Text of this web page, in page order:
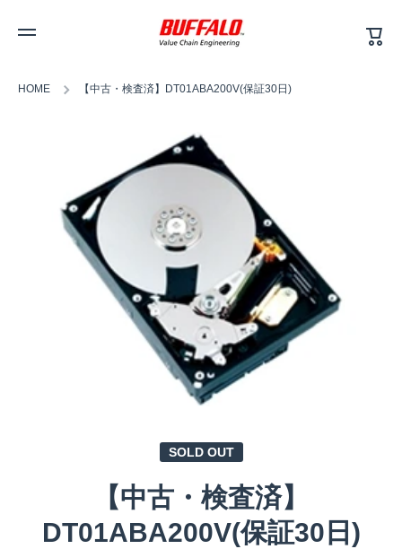
ー
ト
HOME 【中古・検査済】DT01ABA200V(保証30日)
SOLD OUT
【中古・検査済】
DT01ABA200V(保証30日)